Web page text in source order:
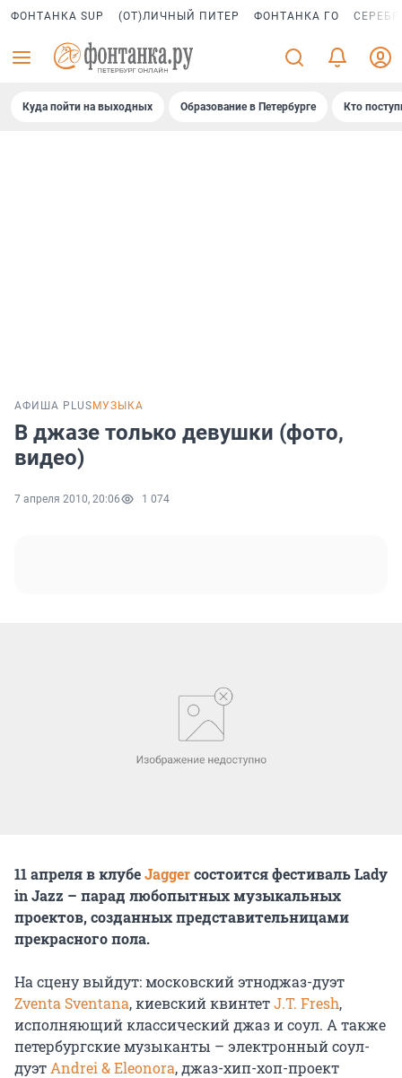
ФОНТАНКА SUP (ОТ)ЛИЧНЫЙ ПИТЕР ФОНТАНКА ГО
Куда пойти на выходных Образование в Петербурге Кто
АФИША PLUS МУЗЫКА
В джазе только девушки (фото,
видео)
7 апреля 2010, 20:06 1 074
11 апреля в клубеJaggerсостоится фестиваль Lady
in Jazz – парад любопытных музыкальных
проектов, созданных представительницами
прекрасного пола.
На сцену выйдут: московский этноджаз-дуэт
Zventa Sventana, киевский квинтетJ.T. Fresh,
исполняющий классический джаз и соул. А также
петербургские музыканты – электронный соул-
дуэт Andrei & Eleonora, джаз-хип-хоп-проект